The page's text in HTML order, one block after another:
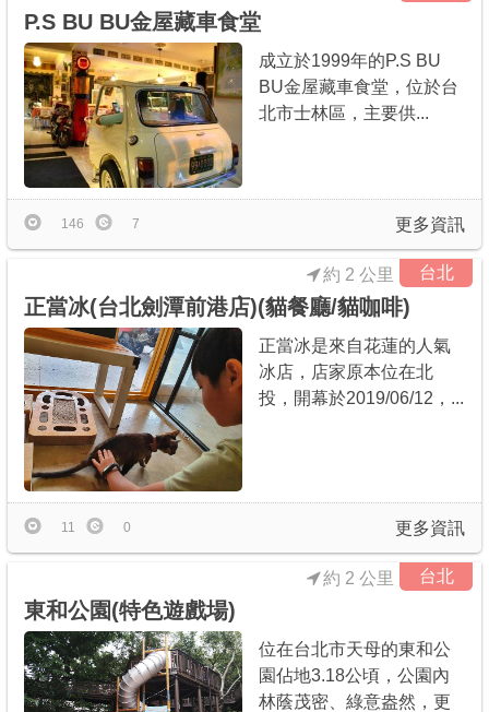
P.S BU BU金屋藏車食堂
成立於1999年的P.S BU
BU金屋藏車食堂，位於台
北市士林區，主要供...
更多資訊
146 7
台北
正當冰(台北劍潭前港店)(貓餐廳/貓咖啡)
約 2 公里
正當冰是來自花蓮的人氣
冰店，店家原本位在北
投，開幕於2019/06/12，...
更多資訊
11 0
台北
東和公園(特色遊戲場)
約 2 公里
位在台北市天母的東和公
園佔地3.18公頃，公園內
林蔭茂密、綠意盎然，更